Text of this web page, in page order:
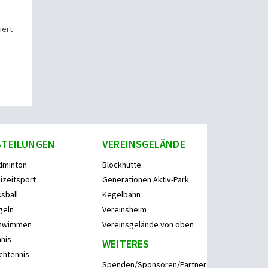
VEREINSGELÄNDE
Blockhütte
Generationen Aktiv-Park
Kegelbahn
Vereinsheim
Vereinsgelände von oben
WEITERES
Spenden/Sponsoren/Partner